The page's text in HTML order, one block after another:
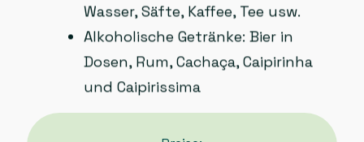
Wasser, Säfte, Kaffee, Tee usw.
Alkoholische Getränke: Bier in
Dosen, Rum, Cachaça, Caipirinha
und Caipirissima